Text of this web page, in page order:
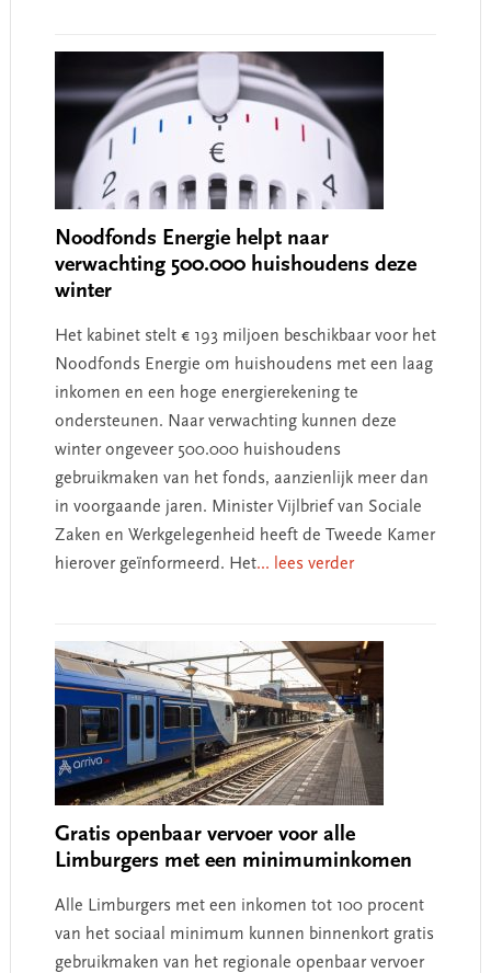
Noodfonds Energie helpt naar
verwachting 500.000 huishoudens deze
winter
Het kabinet stelt € 193 miljoen beschikbaar voor het
Noodfonds Energie om huishoudens met een laag
inkomen en een hoge energierekening te
ondersteunen. Naar verwachting kunnen deze
winter ongeveer 500.000 huishoudens
gebruikmaken van het fonds, aanzienlijk meer dan
in voorgaande jaren. Minister Vijlbrief van Sociale
Zaken en Werkgelegenheid heeft de Tweede Kamer
hierover geïnformeerd. Het... lees verder
Gratis openbaar vervoer voor alle
Limburgers met een minimuminkomen
Alle Limburgers met een inkomen tot 100 procent
van het sociaal minimum kunnen binnenkort gratis
gebruikmaken van het regionale openbaar vervoer